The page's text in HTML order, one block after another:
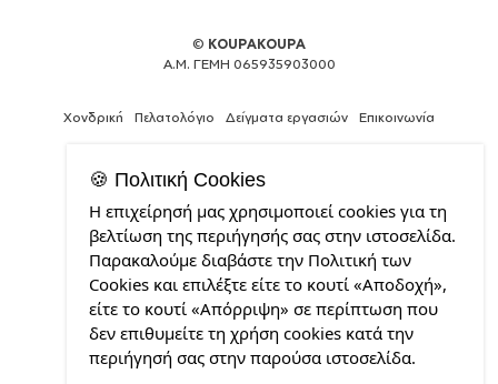
© KOUPAKOUPA
Α.Μ. ΓΕΜΗ 065935903000
Χονδρική Πελατολόγιο Δείγματα εργασιών Επικοινωνία
Expert
Web
Development
Services
από
την
CDL.gr
🍪 Πολιτική Cookies
Η επιχείρησή μας χρησιμοποιεί cookies για τη
βελτίωση της περιήγησής σας στην ιστοσελίδα.
Παρακαλούμε διαβάστε την Πολιτική των
Cookies και επιλέξτε είτε το κουτί «Αποδοχή»,
είτε το κουτί «Απόρριψη» σε περίπτωση που
δεν επιθυμείτε τη χρήση cookies κατά την
περιήγησή σας στην παρούσα ιστοσελίδα.